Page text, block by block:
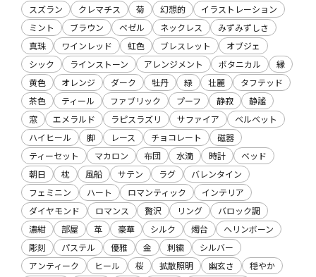
スズラン
クレマチス 菊 幻想的
イラストレーション
ミント
ブラウン ベゼル ネックレス
みずみずしさ
真珠
ワインレッド 虹色 ブレスレット
オブジェ
シック
ラインストーン アレンジメント ボタニカル
縁
黄色
オレンジ ダーク 牡丹 緑 壮麗
タフテッド
茶色
ティール ファブリック プーフ 静寂
静謐
窓
エメラルド ラピスラズリ サファイア
ベルベット
ハイヒール
脚 レース チョコレート
磁器
ティーセット
マカロン 布団 水滴 時計
ベッド
朝日
枕 風船 サテン ラグ
バレンタイン
フェミニン
ハート ロマンティック
インテリア
ダイヤモンド
ロマンス 贅沢 リング
バロック調
濃紺
部屋 革 豪華 シルク 燭台
ヘリンボーン
彫刻
パステル 優雅 金 刺繍
シルバー
アンティーク
ヒール 桜 拡散照明 幽玄さ
穏やか